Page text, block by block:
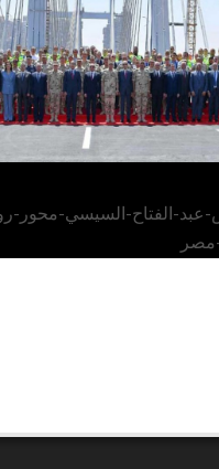
عبد-الفتاح-السيسي-محور-